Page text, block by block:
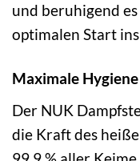
und beruhigend
optimalen Start
Maximale
Der NUK
die Kraft des